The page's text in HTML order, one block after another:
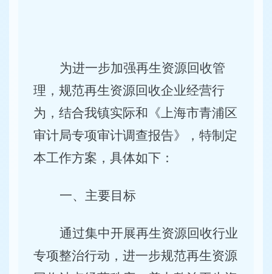
为进一步加强再生资源回收管
理，规范再生资源回收企业经营行
为，结合我镇实际和《上海市青浦区
审计局专项审计调查报告》，特制定
本工作方案，具体如下：
一、主要目标
通过集中开展再生资源回收行业
专项整治行动， 进一步规范再生资源